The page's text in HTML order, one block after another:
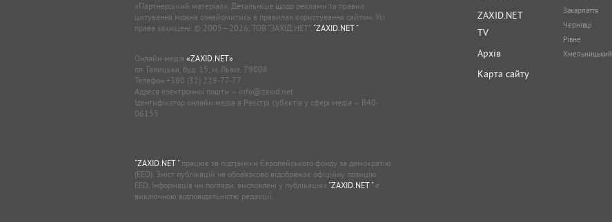
«Партнерський матеріал». Детальніше щодо реклами та правил
цитування можна ознайомитись в правилах користування сайтом. Усі
права захищені. © 2005—2026, ТОВ “ЗАХІД.НЕТ”, "ZAXID.NET ".
Онлайн-медіа «ZAXID.NET»
пл. Галицька, буд. 15, м. Львів, 79008
Телефон +380 (32) 229-77-77
Адреса електронної пошти — info@zaxid.net
Ідентифікатор онлайн-медіа в Реєстрі суб'єктів у сфері медіа — R40-
06155
"ZAXID.NET "працює за підтримки Європейського фонду за демократію
(EED). Зміст публікацій не обов’язково відображає офіційну позицію
EED. Інформація чи погляди, висловлені у публікаціях "ZAXID.NET "є
виключною відповідальністю редакції.
ZAXID.NET
TV
Архів
Карта сайту
Закарпаття
Чернівці
Рівне
Хмельницький